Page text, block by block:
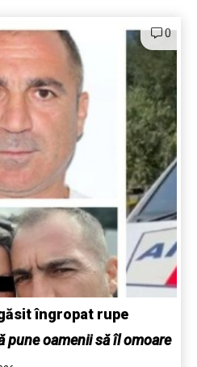
0
îngropat rupe
pune oamenii să îl omoare